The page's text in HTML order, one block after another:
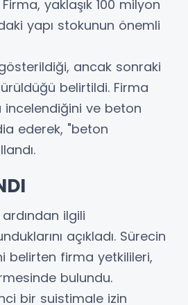
yaklaşık 100 milyon
yapı stokunun önemli
ancak sonraki
belirtildi. Firma
incelendiğini ve beton
ederek, "beton
ilgili
açıkladı. Sürecin
belirten firma yetkilileri,
bulundu.
bir suistimale izin